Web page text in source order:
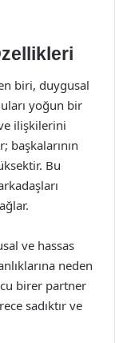
biri, duygusal
yoğun bir
ilişkilerini
başkalarının
Bu
ve hassas
neden
birer partner
sadıktır ve